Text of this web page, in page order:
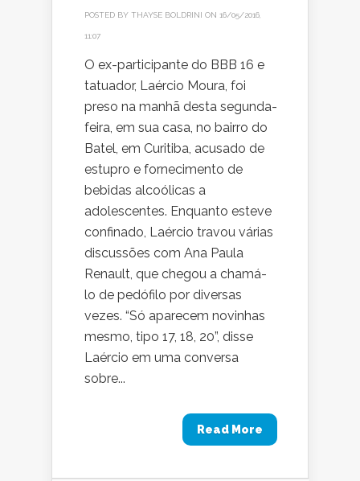
POSTED BY THAYSE BOLDRINI ON 16/05/2016,
11:07
O ex-participante do BBB 16 e
tatuador, Laércio Moura, foi
preso na manhã desta segunda-
feira, em sua casa, no bairro do
Batel, em Curitiba, acusado de
estupro e fornecimento de
bebidas alcoólicas a
adolescentes. Enquanto esteve
confinado, Laércio travou várias
discussões com Ana Paula
Renault, que chegou a chamá-
lo de pedófilo por diversas
vezes. “Só aparecem novinhas
mesmo, tipo 17, 18, 20”, disse
Laércio em uma conversa
sobre...
Read More